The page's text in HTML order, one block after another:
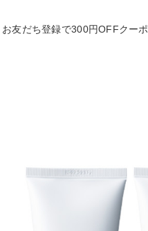
お友だち登録で300円OFFクー